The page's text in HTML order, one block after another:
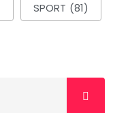
SPORT (81)